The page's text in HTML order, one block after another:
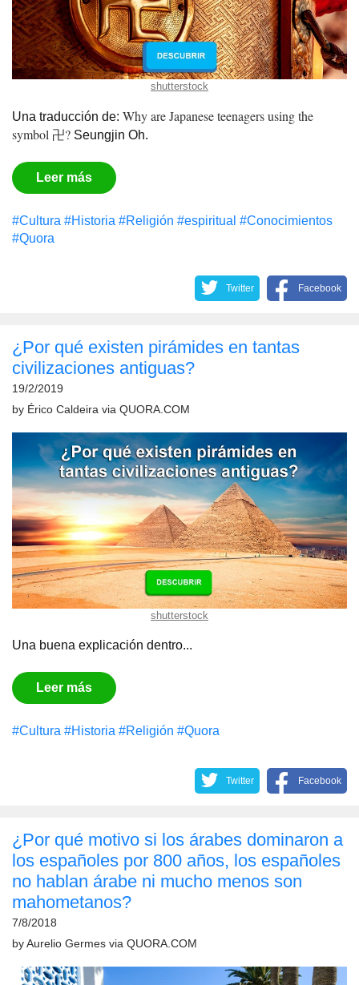
shutterstock
Una traducción de: Why are Japanese teenagers using the
symbol 卍? Seungjin Oh.
Leer más
#Cultura #Historia #Religión #espiritual #Conocimientos
#Quora
Twitter Facebook
¿Por qué existen pirámides en tantas
civilizaciones antiguas?
19/2/2019
by Érico Caldeira via QUORA.COM
shutterstock
Una buena explicación dentro...
Leer más
#Cultura #Historia #Religión #Quora
Twitter Facebook
¿Por qué motivo si los árabes dominaron a
los españoles por 800 años, los españoles
no hablan árabe ni mucho menos son
mahometanos?
7/8/2018
by Aurelio Germes via QUORA.COM